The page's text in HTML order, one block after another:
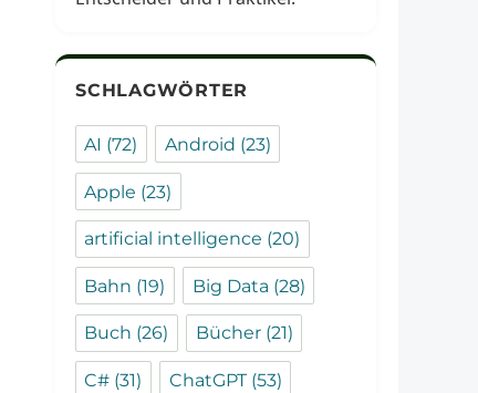
SCHLAGWÖRTER
AI (72) Android (23)
Apple (23)
artificial intelligence (20)
Bahn (19) Big Data (28)
Buch (26) Bücher(21)
C# (31) ChatGPT(53)